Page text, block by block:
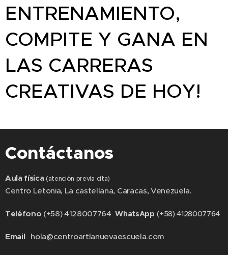
ENTRENAMIENTO,
COMPITE Y GANA EN
LAS CARRERAS
CREATIVAS DE HOY!
Contáctanos
Aula física(atención previa cita)
Centro Letonia, La castellana, Caracas, Venezuela.
Teléfono (+58) 4128007764WhatsApp (+58) 4128007764
Email hola@centroartlanuevaescuela.com